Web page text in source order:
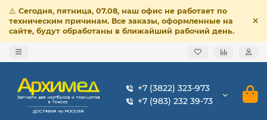
⚠️ Сегодня, пятница, 07.08, наш офис не работает по
техническим причинам. Все заказы, оформленные на
сайте, будут обработаны в ближайший рабочий день.
+7 (3822) 323-973
+7 (983) 232 39-73